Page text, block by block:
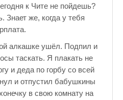
к Чите не пойдешь?
Знает же, когда у тебя
алкашке ушёл. Подпил и
таскать. Я плакать не
и деда по горбу со всей
и отпустил бабушкины
в свою комнату на